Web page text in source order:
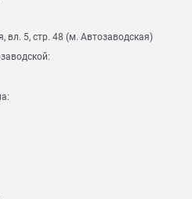
вл. 5, стр. 48 (м. Автозаводская)